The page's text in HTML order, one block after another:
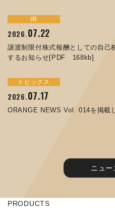
IR
2026.07.22
譲渡制限付株式報酬としての自己
するお知らせ[PDF 168kb]
トピックス
2026.07.17
ORANGE NEWS Vol. 014を掲載
お知らせ
2025.05.29
コラムを更新しました：MEX金沢
お知らせ
2025.05.15
トピックス
2025.09.10
ORANGE NEWS Vol. 011を掲載
2025.07.31
ORANGE NEWS Vol. 010を掲載
イベント
2024.09.26
JIMTOF2024 出展のご案内 ※
2024.05.13
MEX金沢2024 学生向け会社説
終了しました
IR
2026.07.01
コーポレートガバナンス報告書を
IR
2026.06.26
第65回定時株主総会のご報告を掲
サステナビリティ
2025.12.09
令和７年度石川県ワークライフバ
サステナビリティ
2025.12.04
ニュー
PRODUCTS